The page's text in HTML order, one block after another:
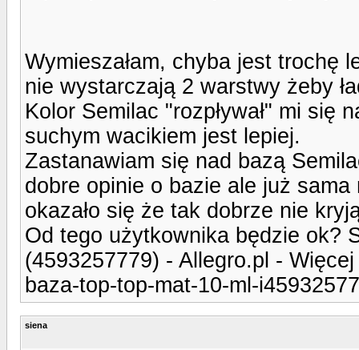
Wymieszałam, chyba jest trochę
nie wystarczają 2 warstwy żeby
Kolor Semilac "rozpływał" mi się
suchym wacikiem jest lepiej.
Zastanawiam się nad bazą
dobre opinie o bazie ale już
okazało się że tak dobrze nie
Od tego użytkownika będzie ok?
(4593257779) - Allegro.pl -
baza-top-top-mat-10-ml-
siena